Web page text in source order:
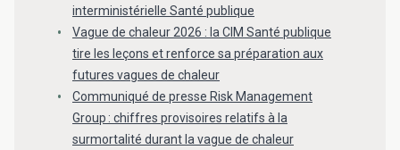
interministérielle Santé publique
Vague de chaleur 2026 : la CIM Santé publique
tire les leçons et renforce sa préparation aux
futures vagues de chaleur
Communiqué de presse Risk Management
Group : chiffres provisoires relatifs à la
surmortalité durant la vague de chaleur